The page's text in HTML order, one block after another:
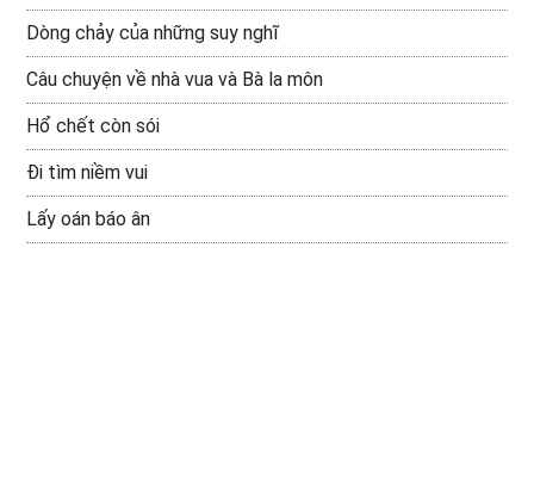
Dòng chảy của những suy nghĩ
Câu chuyện về nhà vua và Bà la môn
Hổ chết còn sói
Đi tìm niềm vui
Lấy oán báo ân